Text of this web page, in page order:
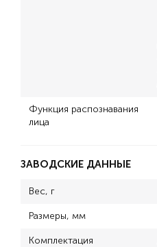
Функция распознавания
лица
ЗАВОДСКИЕ ДАННЫЕ
Вес, г
Размеры, мм
Комплектация